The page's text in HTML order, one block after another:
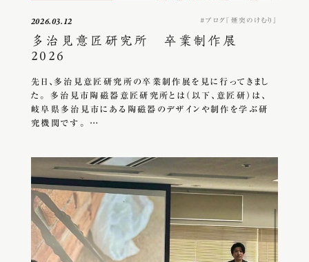
2026.03.12 ブログ『煙突のけむり』
多治見意匠研究所 卒業制作展
2026
先日、多治見意匠研究所の卒業制作展を見に行ってきまし
た。 多治見市陶磁器意匠研究所とは（以下、意匠研）は、
岐阜県多治見市にある陶磁器のデザインや制作を学ぶ研
究機関です。 …